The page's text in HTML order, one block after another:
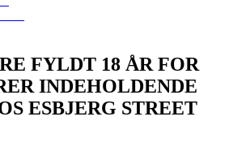
FYLDT 18 ÅR FOR
INDEHOLDENDE
ESBJERG STREET